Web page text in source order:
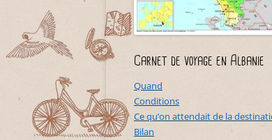
Carnet de voyage en Albanie
Quand
Conditions
Ce qu’on attendait de la
Bilan